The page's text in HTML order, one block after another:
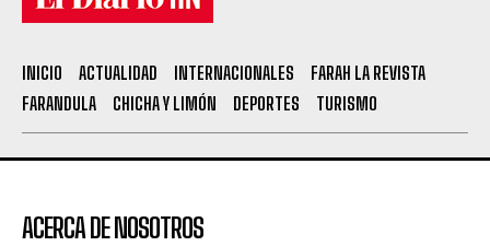
INICIO ACTUALIDAD INTERNACIONALES
FARAH LA REVISTA
FARANDULA
CHICHA Y LIMÓN DEPORTES TURISMO
ACERCA DE NOSOTROS